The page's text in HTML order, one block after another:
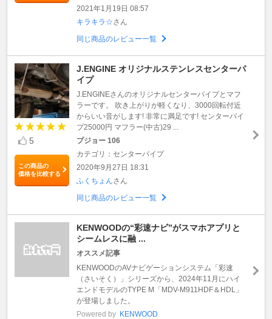
2021年1月19日 08:57
キラキラ☆さん
同じ商品のレビュー一覧
5
この商品の
価格を比較する
J.ENGINE オリジナルステンレスセンターパ
イプ
J.ENGINEさんのオリジナルセンターパイプとマフ
ラーです。 吹き上がりが軽くなり、3000回転付近
からいい音がします! 非常に満足です! センターパイ
プ25000円 マフラー(中古)29 ...
プジョー 106
カテゴリ：センターパイプ
2020年9月27日 18:31
ふくちょんさん
同じ商品のレビュー一覧
KENWOODの“彩速ナビ”がスマホアプリと
シームレスに融 ...
オススメ記事
KENWOODのAVナビゲーションシステム「彩速
（さいそく）」シリーズから、2024年11月にハイ
エンドモデルのTYPE M「MDV-M911HDF＆HDL」
が登場しました。
Powered by KENWOOD